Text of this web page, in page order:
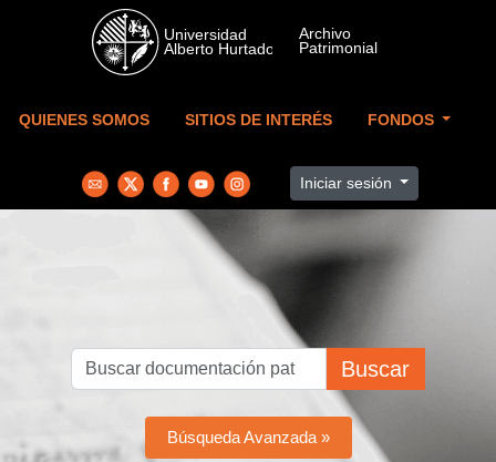
Skip to main content
QUIENES SOMOS SITIOS DE INTERÉS FONDOS
Iniciar sesión
Buscar
Búsqueda Avanzada »